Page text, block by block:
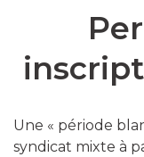
Une « période
syndicat mixte à